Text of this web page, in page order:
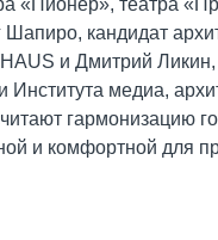
«Пионер», театра
кандидат
и Дмитрий
Института медиа,
гармонизацию
и комфортной для